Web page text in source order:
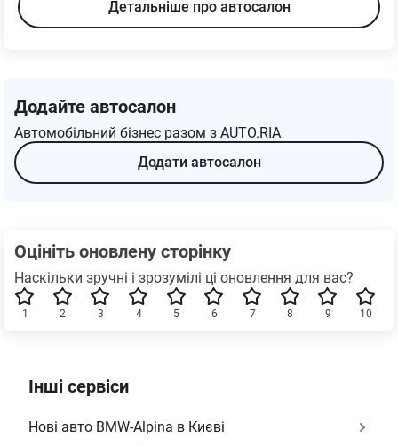
Детальніше про автосалон
Додайте автосалон
Автомобільний бізнес разом з AUTO.RIA
Додати автосалон
Оцініть оновлену сторінку
Наскільки зручні і зрозумілі ці оновлення для вас?
10
9
8
7
6
5
4
3
2
1
Інші сервіси
Нові авто BMW-Alpina в Києві